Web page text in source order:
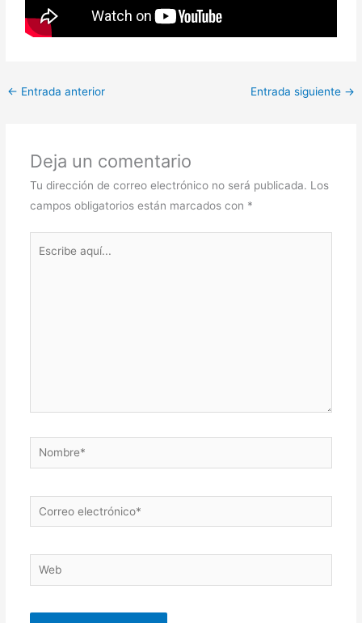
← Entrada anterior Entrada siguiente →
Deja un comentario
Tu dirección de correo electrónico no será publicada. Los
campos obligatorios están marcados con *
Nombre*
Correo
electrónico*
Web